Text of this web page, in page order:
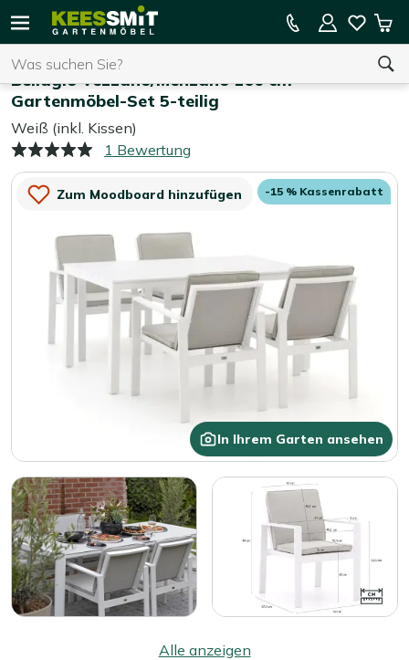
Sie haben keine Artikel in Ihrem Warenkorb.
15 % Kassenrabatt auf die gesamte Kollektion
Bellagio Vezzano/Menzano 160 cm
Gartenmöbel-Set 5-teilig
Weiß (inkl. Kissen)
1 Bewertung
Zum Moodboard hinzufügen
In Ihrem Garten ansehen
-15 % Kassenrabatt
Alle anzeigen